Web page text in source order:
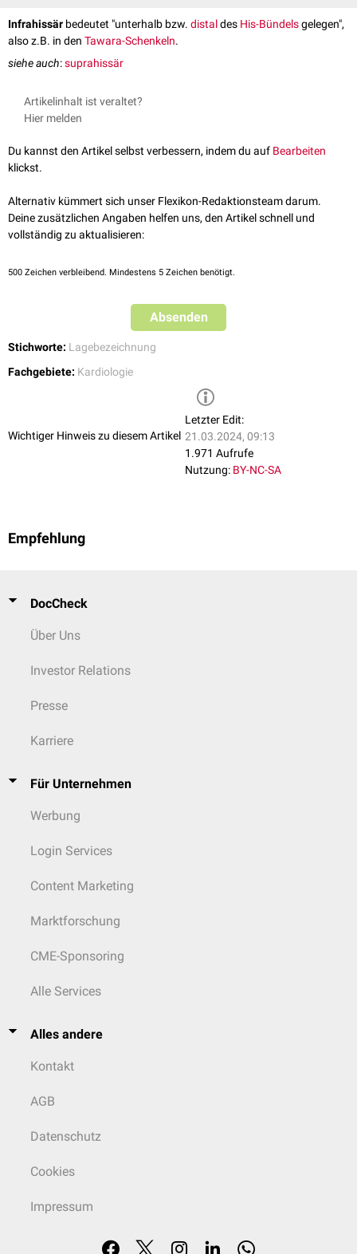
Infrahissär bedeutet "unterhalb bzw. distaldes His-Bündelsgelegen",
also z.B. in den Tawara-Schenkeln.
siehe auch:suprahissär
Artikelinhalt ist veraltet?
Hier melden
Du kannst den Artikel selbst verbessern, indem du auf Bearbeiten
klickst.
Alternativ kümmert sich unser Flexikon-Redaktionsteam darum.
Deine zusätzlichen Angaben helfen uns, den Artikel schnell und
vollständig zu aktualisieren:
500 Zeichen verbleibend. Mindestens 5 Zeichen benötigt.
Absenden
Stichworte: Lagebezeichnung
Fachgebiete: Kardiologie
Wichtiger Hinweis zu diesem Artikel
Letzter Edit:
21.03.2024, 09:13
1.971 Aufrufe
Nutzung: BY-NC-SA
Empfehlung
DocCheck
Über Uns
Investor Relations
Presse
Karriere
Für Unternehmen
Werbung
Login Services
Content Marketing
Marktforschung
CME-Sponsoring
Alle Services
Alles andere
Kontakt
AGB
Datenschutz
Cookies
Impressum